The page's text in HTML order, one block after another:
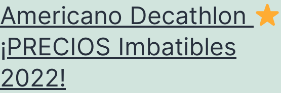
Americano Decathlon
¡PRECIOS Imbatibles
2022!